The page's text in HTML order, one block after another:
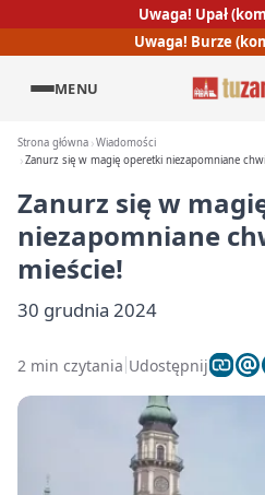
Uwaga! Upał
Uwaga! Burze
MENU
Strona główna Wiadomości
Zanurz się w magię operetki niezapomniane
Zanurz się w
niezapomniane
mieście!
30 grudnia 2024
2 min czytania Udostępnij